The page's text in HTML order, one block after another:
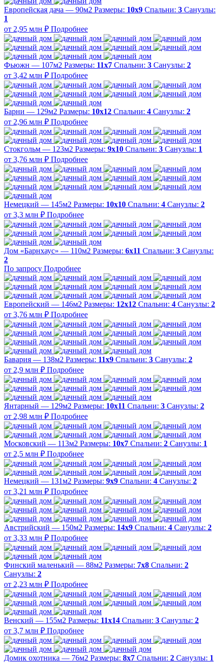
Европейская дача — 90м2 Размеры: 10х9 Спальни: 3 Санузлы:
1
от 2,95 млн ₽ Подробнее
Фьюжн — 107м2 Размеры: 11х7 Спальни: 3 Санузлы: 2
от 3,42 млн ₽ Подробнее
Барни — 129м2 Размеры: 10х12 Спальни: 4 Санузлы: 2
от 2,96 млн ₽ Подробнее
Стокгольм — 123м2 Размеры: 9х10 Спальни: 3 Санузлы: 1
от 3,76 млн ₽ Подробнее
Немецкий — 145м2 Размеры: 10х10 Спальни: 4 Санузлы: 2
от 3,3 млн ₽ Подробнее
Дом «Барнхаус» — 110м2 Размеры: 6х11 Спальни: 3 Санузлы:
2
По запросу Подробнее
Европейский — 146м2 Размеры: 12х12 Спальни: 4 Санузлы: 2
от 3,76 млн ₽ Подробнее
Бавария — 138м2 Размеры: 11х9 Спальни: 3 Санузлы: 2
от 2,9 млн ₽ Подробнее
Янтарный — 129м2 Размеры: 10х11 Спальни: 3 Санузлы: 2
от 2,98 млн ₽ Подробнее
Московский — 113м2 Размеры: 10х7 Спальни: 2 Санузлы: 1
от 2,5 млн ₽ Подробнее
Немецкий — 131м2 Размеры: 9х9 Спальни: 4 Санузлы: 2
от 3,21 млн ₽ Подробнее
Австрийский — 150м2 Размеры: 14х9 Спальни: 4 Санузлы: 2
от 3,33 млн ₽ Подробнее
Финский маленький — 88м2 Размеры: 7х8 Спальни: 2
Санузлы: 2
от 2,23 млн ₽ Подробнее
Венский — 155м2 Размеры: 11х14 Спальни: 3 Санузлы: 2
от 3,7 млн ₽ Подробнее
Домик охотника — 76м2 Размеры: 8х7 Спальни: 2 Санузлы: 1